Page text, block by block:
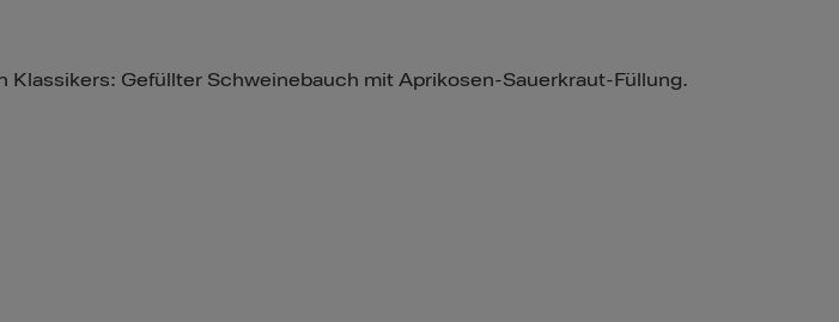
Gefüllter Schweinebauch mit Aprikosen-Sauerkraut-Füllung.